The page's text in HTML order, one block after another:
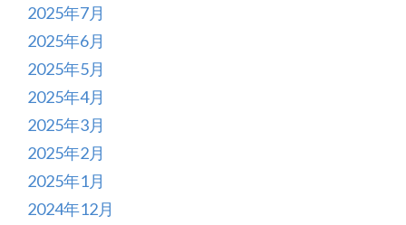
2025年7月
2025年6月
2025年5月
2025年4月
2025年3月
2025年2月
2025年1月
2024年12月